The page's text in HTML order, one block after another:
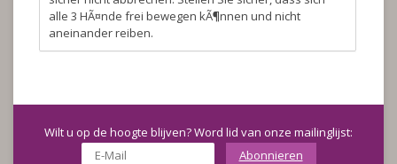
alle 3 HÃ¤nde frei bewegen kÃ¶nnen und nicht
aneinander reiben.
Wilt u op de hoogte blijven? Word lid van onze mailinglijst:
Abonnieren